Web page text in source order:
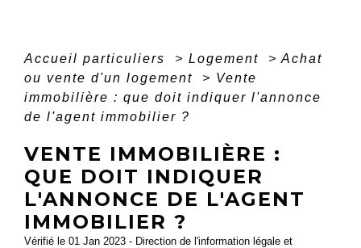
Accueil particuliers > Logement > Achat
ou vente d'un logement
> Vente
immobilière : que doit indiquer l'annonce
de l'agent immobilier ?
VENTE IMMOBILIÈRE :
QUE DOIT INDIQUER
L'ANNONCE DE L'AGENT
IMMOBILIER ?
Vérifié le 01 Jan 2023 - Direction de l'information légale et